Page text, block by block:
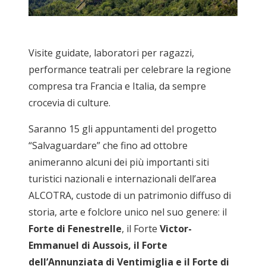
Visite guidate, laboratori per ragazzi,
performance teatrali per celebrare la regione
compresa tra Francia e Italia, da sempre
crocevia di culture.
Saranno 15 gli appuntamenti del progetto
“Salvaguardare” che fino ad ottobre
animeranno alcuni dei più importanti siti
turistici nazionali e internazionali dell’area
ALCOTRA, custode di un patrimonio diffuso di
storia, arte e folclore unico nel suo genere: il
Forte di Fenestrelle, il Forte Victor-
Emmanuel di Aussois, il Forte
dell’Annunziata di Ventimiglia e il Forte di